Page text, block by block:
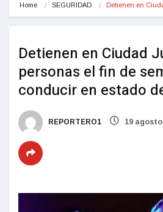
Home SEGURIDAD Detienen en
Detienen en Ciudad
personas el fin de
conducir en estado
REPORTERO1 19